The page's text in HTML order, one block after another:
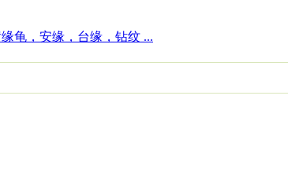
龟，安缘，台缘，钻纹 ...